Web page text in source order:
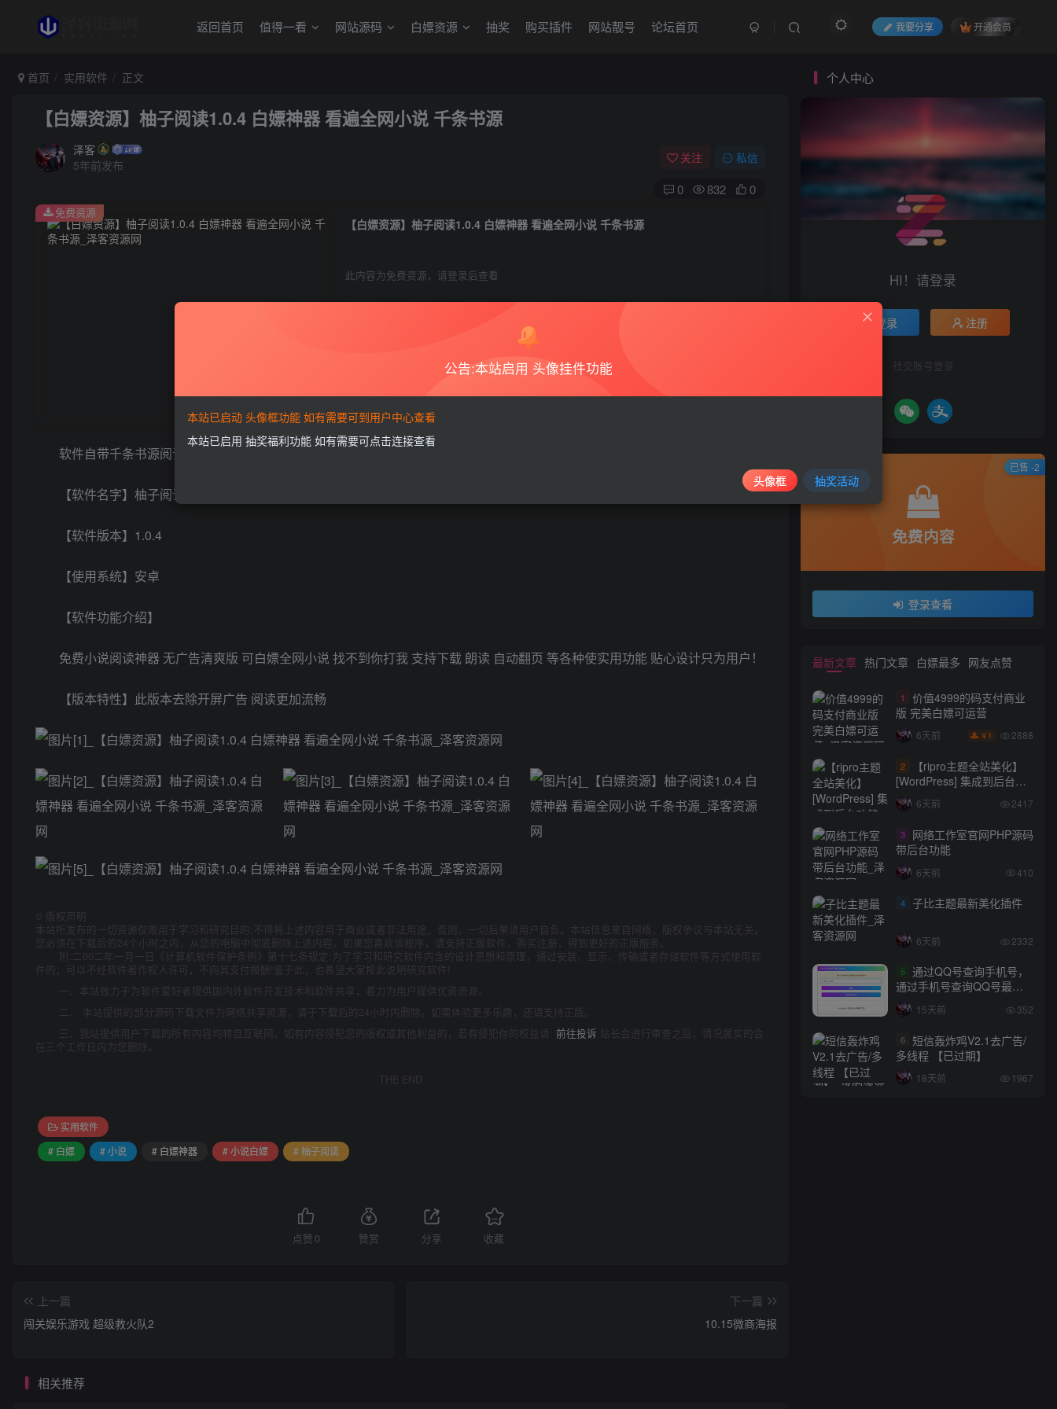
返回首页 值得一看 网站源码 白嫖资源 抽奖 购买插件 网站靓号 论坛首页 我要分享 开通会员
首页 实用软件 正文
【白嫖资源】柚子阅读1.0.4 白嫖神器 看遍全网小说 千条书源
泽客
5年前发布
关注 私信
0 832 0
【白嫖资源】柚子阅读1.0.4 白嫖神器 看遍全网小说 千条书源
此内容为免费资源，请登录后查看
登录查看
免费资源
软件自带千条书源阅读无需等待 白嫖全网小说 一网打尽 界面精简 给您不一样的阅读体验！
【软件名字】柚子阅读
【软件版本】1.0.4
【使用系统】安卓
【软件功能介绍】
免费小说阅读神器 无广告清爽版 可白嫖全网小说 找不到你打我 支持下载 朗读 自动翻页 等各种使实用功能 贴心设计只为用户！
【版本特性】此版本去除开屏广告 阅读更加流畅
版权声明
本站所发布的一切资源仅限用于学习和研究目的;不得将上述内容用于商业或者非法用途，否则，一切后果请用户自负。本站信息来自网络，版权争议与本站无关。
您必须在下载后的24个小时之内，从您的电脑中彻底删除上述内容。如果您喜欢该程序，请支持正版软件，购买注册，得到更好的正版服务。
附:二00二年一月一日《计算机软件保护条例》第十七条规定:为了学习和研究软件内含的设计思想和原理，通过安装、显示、传输或者存储软件等方式使用软
件的，可以不经软件著作权人许可，不向其支付报酬!鉴于此，也希望大家按此说明研究软件!
一、本站致力于为软件爱好者提供国内外软件开发技术和软件共享，着力为用户提供优资资源。
二、 本站提供的部分源码下载文件为网络共享资源，请于下载后的24小时内删除。如需体验更多乐趣，还请支持正版。
三、我站提供用户下载的所有内容均转自互联网。如有内容侵犯您的版权或其他利益的，若有侵犯你的权益请: 前往投诉 站长会进行审查之后，情况属实的会
在三个工作日内为您删除。
THE END
实用软件
# 白嫖
# 小说 # 白嫖神器 # 小说白嫖 # 柚子阅读
点赞 0 赞赏 分享 收藏
上一篇
闯关娱乐游戏 超级救火队2
下一篇
10.15微商海报
相关推荐
个人中心
HI！请登录
登录 注册
社交账号登录
免费内容
登录查看
已售 -2
最新文章 热门文章 白嫖最多 网友点赞
1
价值4999的码支付商业
版 完美白嫖可运营
6天前 ￥ 1 2888
2
【ripro主题全站美化】
[WordPress] 集成到后台功
能的全站美化包
WordPress…
6天前 2417
3
网络工作室官网PHP源码
带后台功能
6天前 410
4 子比主题最新美化插件
6天前 2332
5 通过QQ号查询手机号，
通过手机号查询QQ号最新
网站源码
15天前 352
6 短信轰炸鸡V2.1去广告/
多线程 【已过期】
18天前 1967
公告:本站启用 头像挂件功能
本站已启动 头像框功能 如有需要可到用户中心查看
本站已启用 抽奖福利功能 如有需要可点击连接查看
头像框 抽奖活动